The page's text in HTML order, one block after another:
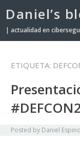
Daniel’s
| actualidad en
ETIQUETA:
Posted by Daniel